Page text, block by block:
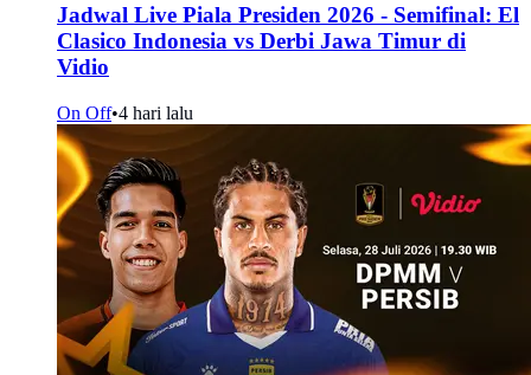
Jadwal Live Piala Presiden 2026 - Semifinal: El
Clasico Indonesia vs Derbi Jawa Timur di
Vidio
On Off•4 hari lalu